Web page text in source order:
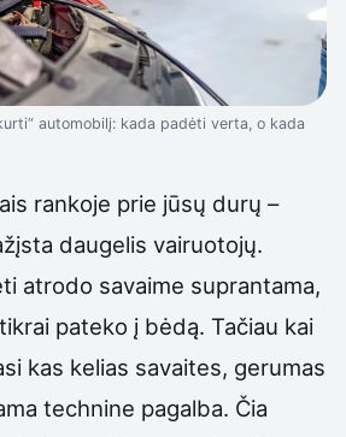
automobilį: kada padėti verta, o kada
rankoje prie jūsų durų –
daugelis vairuotojų.
atrodo savaime suprantama,
pateko į bėdą. Tačiau kai
kas kelias savaites, gerumas
technine pagalba. Čia